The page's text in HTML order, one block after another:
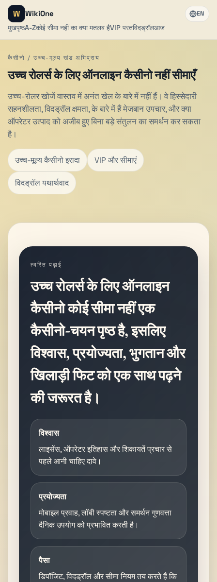
W WikiOne
मुखपृष्ठA-Zकोई सीमा नहीं का क्या मतलब हैVIP परतविदड्रॉलआज
EN
कैसीनो / उच्च-मूल्य खंड अभिप्राय
उच्च रोलर्स के लिए ऑनलाइन कैसीनो नहीं सीमाएँ
उच्च-रोलर खोजें वास्तव में अनंत खेल के बारे में नहीं हैं। वे हिस्सेदारी
सहनशीलता, विदड्रॉल क्षमता, के बारे में हैं मेजबान उपचार, और क्या
ऑपरेटर उत्पाद को अजीब हुए बिना बड़े संतुलन का समर्थन कर सकता
है।
उच्च-मूल्य कैसीनो इरादा VIP और सीमाएं
विदड्रॉल यथार्थवाद
त्वरित पढ़ाई
उच्च रोलर्स के लिए ऑनलाइन
कैसीनो कोई सीमा नहीं एक
कैसीनो-चयन पृष्ठ है, इसलिए
विश्वास, प्रयोज्यता, भुगतान और
खिलाड़ी फिट को एक साथ पढ़ने
की जरूरत है।
विश्वास
लाइसेंस, ऑपरेटर इतिहास और शिकायतें प्रचार से
पहले आनी चाहिए दावे।
प्रयोज्यता
मोबाइल प्रवाह, लॉबी स्पष्टता और समर्थन गुणवत्ता
दैनिक उपयोग को प्रभावित करती है।
पैसा
डिपॉजिट, विदड्रॉल और सीमा नियम तय करते हैं कि